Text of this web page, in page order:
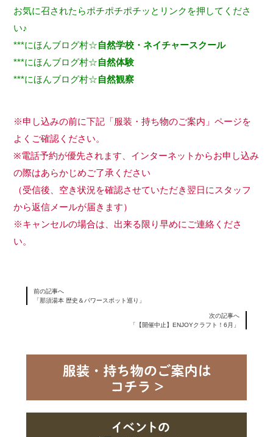
お気に召されたらポチポチポチッとリンクを押してくださ
い♪
***にほんブログ村☆自然学校・ネイチャースクール
***にほんブログ村☆自然体験
***にほんブログ村☆自然観察
※申し込みの前に下記「服装・持ち物のご案内」ページを
よくご確認ください。
※電話予約が優先されます、インターネットからお申し込み
の際はあらかじめご了承ください
（受信後、空き状況を確認させていただき翌日にスタッフ
から返信メールが届きます）
※キャンセルの場合は、出来る限り早めにご連絡くださ
い。
前の記事へ
「那須湯本 歴史＆パワースポット巡り」
次の記事へ
「【開催中止】ENJOYクラフト！6月」